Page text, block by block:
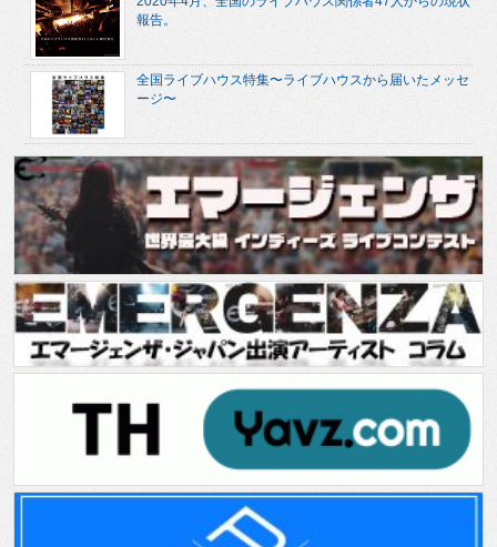
報告。
全国ライブハウス特集〜ライブハウスから届いたメッセ
ージ〜